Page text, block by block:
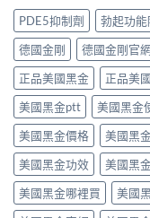
賴
性、
停
藥
反
應
與
安
全
用
法
完
整
解
制、
用
法
與
安
全
指
南〉
中
痛、
鼻
塞
是
正
常
的？
哪
些
情
況
必
須
停
勃
起
功
能
障
礙
的
服
用
方
法、
效
果
與
照
做，
犀
利
士
（他
達
拉
非）
食
唔
食
得？
先
PDE5抑制劑 勃起功能
德國金剛
德國金剛官網
正品美國黑金
正品美
美國黑金ptt
美國黑金
美國黑金價格
美國黑
美國黑金功效
美國黑
美國黑金哪裡買
美國